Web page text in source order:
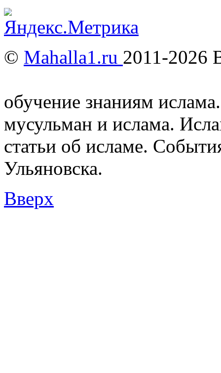
© Mahalla1.ru 2011-2026
обучение знаниям
мусульман и ислама.
статьи об исламе.
Ульяновска.
Вверх